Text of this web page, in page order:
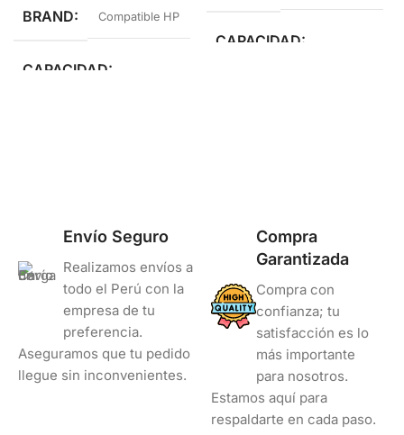
BRAND Compatible HP
CAPACIDAD
CAPACIDAD
Envío Seguro
Realizamos envíos a
todo el Perú con la
empresa de tu
preferencia.
Aseguramos que tu pedido
llegue sin inconvenientes.
Compra
Garantizada
Compra con
confianza; tu
satisfacción es lo
más importante
para nosotros.
Estamos aquí para
respaldarte en cada paso.